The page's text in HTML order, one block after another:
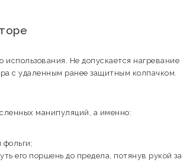
использования. Не допускается нагревание
с удаленным ранее защитным колпачком.
манипуляций, а именно:
фольги;
его поршень до предела, потянув рукой за